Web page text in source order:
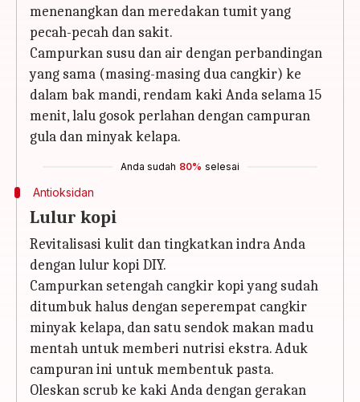
menenangkan dan meredakan tumit yang
pecah-pecah dan sakit.
Campurkan susu dan air dengan perbandingan
yang sama (masing-masing dua cangkir) ke
dalam bak mandi, rendam kaki Anda selama 15
menit, lalu gosok perlahan dengan campuran
gula dan minyak kelapa.
Anda sudah 80% selesai
Antioksidan
Lulur kopi
Revitalisasi kulit dan tingkatkan indra Anda
dengan lulur kopi DIY.
Campurkan setengah cangkir kopi yang sudah
ditumbuk halus dengan seperempat cangkir
minyak kelapa, dan satu sendok makan madu
mentah untuk memberi nutrisi ekstra. Aduk
campuran ini untuk membentuk pasta.
Oleskan scrub ke kaki Anda dengan gerakan